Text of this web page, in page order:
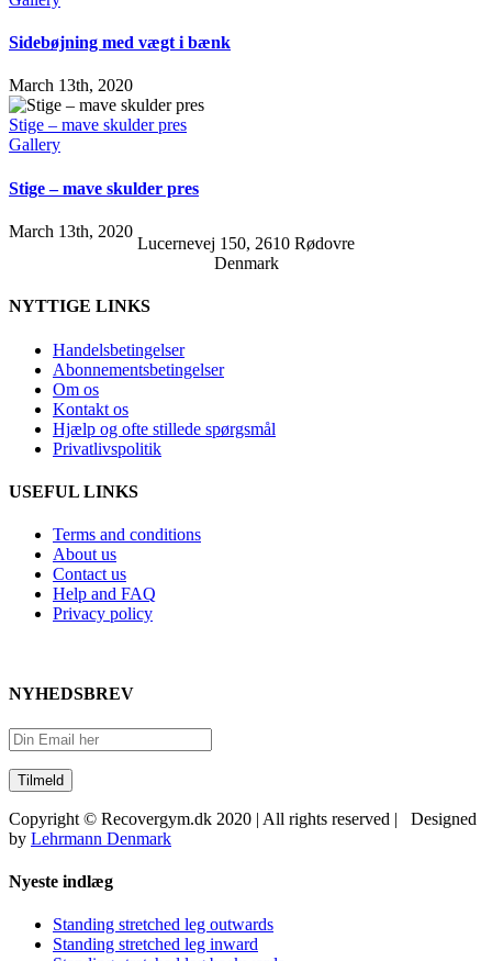
Sidebøjning med vægt i bænk
March 13th, 2020
Stige – mave skulder pres
Gallery
Stige – mave skulder pres
March 13th, 2020
Lucernevej 150, 2610 Rødovre
Denmark
NYTTIGE LINKS
Handelsbetingelser
Abonnementsbetingelser
Om os
Kontakt os
Hjælp og ofte stillede spørgsmål
Privatlivspolitik
USEFUL LINKS
Terms and conditions
About us
Contact us
Help and FAQ
Privacy policy
NYHEDSBREV
Copyright © Recovergym.dk 2020 | All rights reserved | Designed
by Lehrmann Denmark
Close
Area
Nyeste indlæg
Standing stretched leg outwards
Standing stretched leg inward